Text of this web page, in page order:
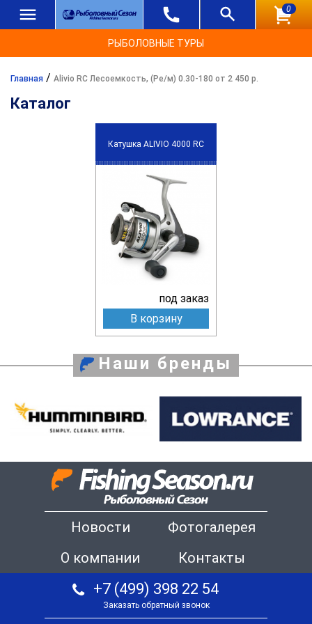
0
РЫБОЛОВНЫЕ ТУРЫ
Главная / Alivio RC Лесоемкость, (Ре/м) 0.30-180 от 2 450 р.
Каталог
Катушка ALIVIO 4000 RC
под заказ
В корзину
Наши бренды
Новости
Фотогалерея
О компании
Контакты
+7 (499) 398 22 54
Заказать обратный звонок